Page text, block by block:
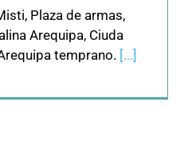
Plaza de armas,
Arequipa, Ciuda
temprano. [...]